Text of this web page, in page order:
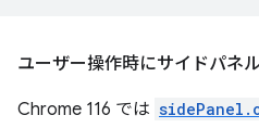
ユーザー操作時にサイドパネ
Chrome 116 では